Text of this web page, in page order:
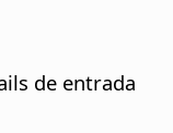
de entrada